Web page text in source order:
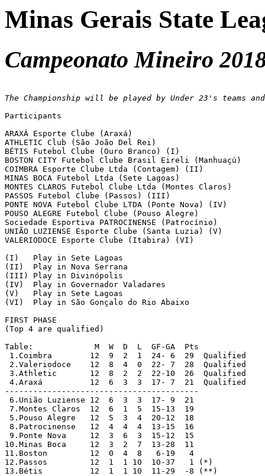
Minas Gerais State
Campeonato Mineiro
The Championship will be played by Under 23's
Participants
ARAXÁ Esporte Clube (Araxá)
ATHLETIC Club (São João Del Rei)
BÉTIS Futebol Clube (Ouro Branco) (I)
BOSTON CITY Futebol Clube Brasil Eireli (Manhuaçú)
COIMBRA Esporte Clube Ltda (Contagem) (II)
MINAS BOCA Futebol Ltda (Sete Lagoas)
MONTES CLAROS Futebol Clube Ltda (Montes Claros)
PASSOS Futebol Clube (Passos) (III)
PONTE NOVA Futebol Clube LTDA (Ponte Nova) (IV)
POUSO ALEGRE Futebol Clube (Pouso Alegre)
Sociedade Esportiva PATROCINENSE (Patrocínio)
UNIÃO LUZIENSE Esporte Clube (Santa Luzia) (V)
VALERIODOCE Esporte Clube (Itabira) (VI)
(I)   Play in Sete Lagoas
(II)  Play in Nova Serrana
(III) Play in Divinópolis
(IV)  Play in Governador Valadares
(V)   Play in Sete Lagoas
(VI)  Play in São Gonçalo do Rio Abaixo
FIRST PHASE
(Top 4 are qualified)
Table:		   M  W  D  L  GF-GA  Pts
1.Coimbra	  12  9  2  1  24- 6  29  Qualified
2.Valeriodoce	  12  8  4  0  22- 7  28  Qualified
3.Athletic	  12  8  2  2  22-10  26  Qualified
4.Araxá	  12  6  3  3  17- 7  21  Qualified
-----------------------------------------
6.União Luziense 12  6  3  3  17- 9  21
7.Montes Claros  12  6  1  5  15-13  19
5.Pouso Alegre	  12  5  3  4  20-12  18
8.Patrocinense	  12  4  4  4  13-15  16
9.Ponte Nova	  12  3  6  3  15-12  15
10.Minas Boca	  12  3  2  7  13-28  11
11.Boston	  12  0  4  8   6-19   4
12.Passos	  12  1  1 10  10-37   1 (*)
13.Bétis	  12  1  1 10  11-29  -8 (**)